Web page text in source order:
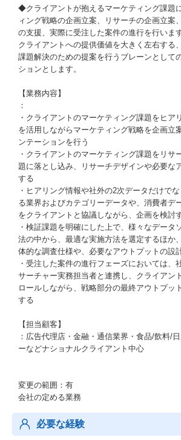
◆クライアントが抱えるマーケティング課題
ィング戦略の企画立案、リサーチの企画立案
の支援、実際に受注した案件の進行を行います
クライアントへの提供価値を大きく左右する
課題解決のための提案を行うブレーンとして
ションとします。
【業務内容】
：
・クライアントのマーケティング課題をヒア
を活用しながらマーケティング戦略を企画立
ンテーションを行う
・クライアントのマーケティング課題をリサ
題に落とし込み、リサーチデザインや必要な
する
・ヒアリング情報や社外の2次データだけで
る業界およびカテゴリーデータや、消費者デ
をクライアントと協議しながら、企画を検討
・検証課題を明確にした上で、様々なデータ
法の中から、最適な実施方法を選定するほか
体的な調査仕様や、必要なアウトプットの設
・受注した案件の進行フェーズにおいては、
サーチャー実務担当者と連携し、クライアン
ロールしながら、戦略部分の最終アウトプッ
する
【担当顧客】
：広告代理店・金融・通信業界・⾷品/飲料/
ーなどナショナルクライアント中心
変更の範囲：有
会社の定める業務
必要な経験